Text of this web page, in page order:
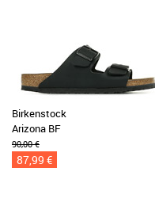
Birkenstock
Arizona BF
90,00 €
87,99 €